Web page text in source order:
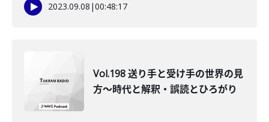
2023.09.08 |00:48:17
Vol.198 送り手と受け手の世界の見
方〜時代と解釈・誤読とひろがり